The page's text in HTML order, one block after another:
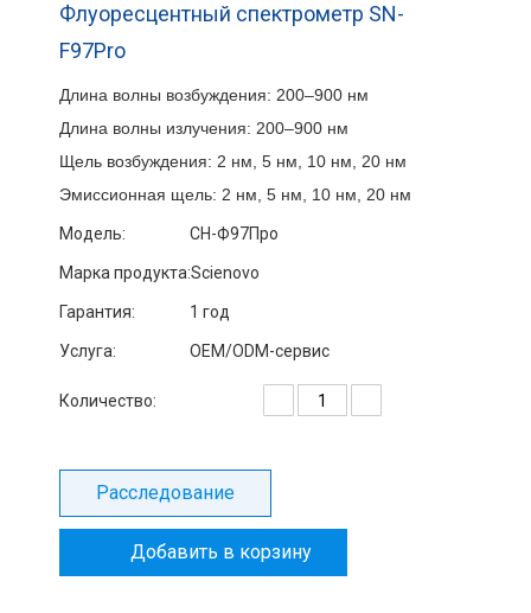
Флуоресцентный спектрометр SN-
F97Pro
Длина волны возбуждения: 200–900 нм
Длина волны излучения: 200–900 нм
Щель возбуждения: 2 нм, 5 нм, 10 нм, 20 нм
Эмиссионная щель: 2 нм, 5 нм, 10 нм, 20 нм
Модель: СН-Ф97Про
Марка продукта:Scienovo
Гарантия: 1 год
Услуга: OEM/ODM-сервис
Количество:
Расследование
Добавить в корзину